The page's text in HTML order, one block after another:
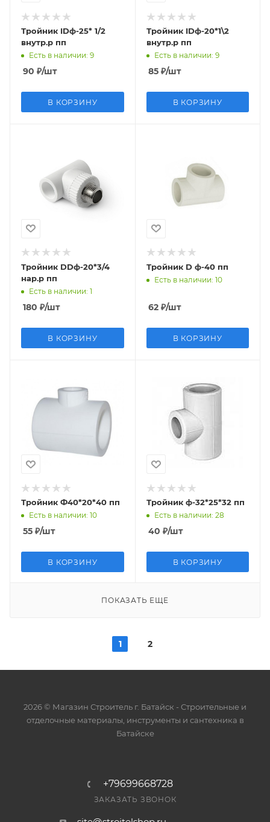
Тройник IDф-25* 1/2
внутр.р пп
Есть в наличии: 9
90 ₽/шт
В КОРЗИНУ
Тройник IDф-20*1\2
внутр.р пп
Есть в наличии: 9
85₽/шт
В КОРЗИНУ
Тройник DDф-20*3/4
нар.р пп
Есть в наличии: 1
180 ₽/шт
В КОРЗИНУ
Тройник D ф-40 пп
Есть в наличии: 10
62₽/шт
В КОРЗИНУ
Тройник Ф40*20*40 пп
Есть в наличии: 10
55 ₽/шт
В КОРЗИНУ
Тройник ф-32*25*32 пп
Есть в наличии: 28
40 ₽/шт
В КОРЗИНУ
ПОКАЗАТЬ ЕЩЕ
1 2
2026 © Магазин Строитель г. Батайск - Cтроительные и
отделочные материалы, инструменты и сантехника в
Батайске
+79699668728
ЗАКАЗАТЬ ЗВОНОК